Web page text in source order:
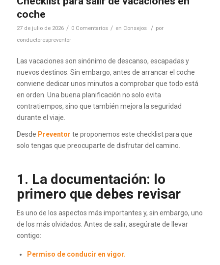
coche
27 de julio de 2026 / 0 Comentarios / en Consejos / por
conductorespreventor
Las vacaciones son sinónimo de descanso, escapadas y
nuevos destinos. Sin embargo, antes de arrancar el coche
conviene dedicar unos minutos a comprobar que todo está
en orden. Una buena planificación no solo evita
contratiempos, sino que también mejora la seguridad
durante el viaje.
Desde Preventor te proponemos este checklist para que
solo tengas que preocuparte de disfrutar del camino.
1. La documentación: lo
primero que debes revisar
Es uno de los aspectos más importantes y, sin embargo, uno
de los más olvidados. Antes de salir, asegúrate de llevar
contigo:
Permiso de conducir en vigor.